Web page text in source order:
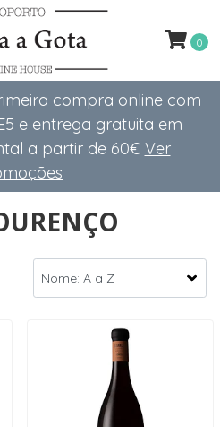
compra online com
e entrega gratuita em
a partir de 60€ Ver
0